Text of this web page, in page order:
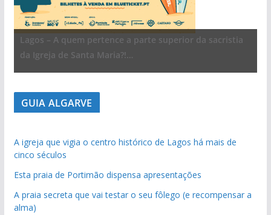
pub
Lagos – A quem pertence a parte superior da sacristia
da Igreja de Santa Maria?!…
GUIA ALGARVE
A igreja que vigia o centro histórico de Lagos há mais de
cinco séculos
Esta praia de Portimão dispensa apresentações
A praia secreta que vai testar o seu fôlego (e recompensar a
alma)